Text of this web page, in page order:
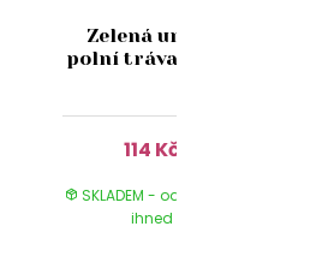
Zelená umělá
polní tráva 47cm
114 Kč
SKLADEM - odesílame
ihned